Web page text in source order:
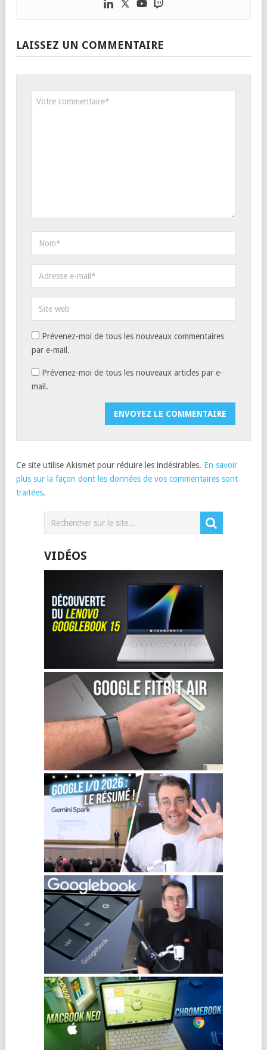
LAISSEZ UN COMMENTAIRE
Prévenez-moi de tous les nouveaux commentaires
par e-mail.
Prévenez-moi de tous les nouveaux articles par e-
mail.
Ce site utilise Akismet pour réduire les indésirables. En savoir
plus sur la façon dont les données de vos commentaires sont
traitées.
VIDÉOS